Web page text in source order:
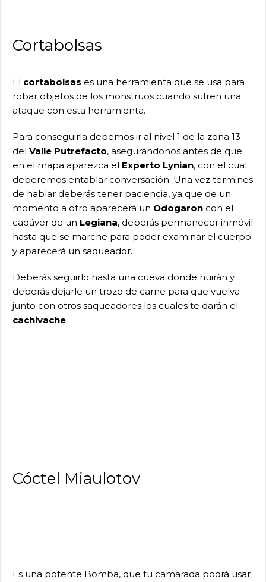
Cortabolsas
El cortabolsas es una herramienta que se usa para
robar objetos de los monstruos cuando sufren una
ataque con esta herramienta.
Para conseguirla debemos ir al nivel 1 de la zona 13
del Valle Putrefacto, asegurándonos antes de que
en el mapa aparezca el Experto Lynian, con el cual
deberemos entablar conversación. Una vez termines
de hablar deberás tener paciencia, ya que de un
momento a otro aparecerá un Odogaron con el
cadáver de un Legiana, deberás permanecer inmóvil
hasta que se marche para poder examinar el cuerpo
y aparecerá un saqueador.
Deberás seguirlo hasta una cueva donde huirán y
deberás dejarle un trozo de carne para que vuelva
junto con otros saqueadores los cuales te darán el
cachivache.
Cóctel Miaulotov
Es una potente Bomba, que tu camarada podrá usar